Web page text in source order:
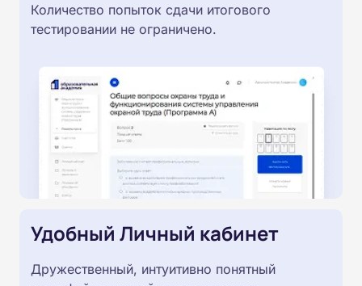
Количество попыток сдачи итогового
тестировании не ограничено.
Удобный Личный кабинет
Дружественный, интуитивно понятный